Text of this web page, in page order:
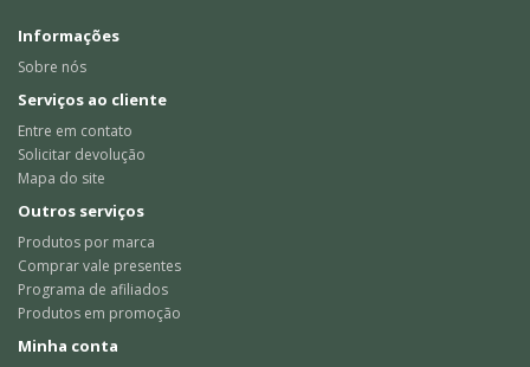
Informações
Sobre nós
Serviços ao cliente
Entre em contato
Solicitar devolução
Mapa do site
Outros serviços
Produtos por marca
Comprar vale presentes
Programa de afiliados
Produtos em promoção
Minha conta